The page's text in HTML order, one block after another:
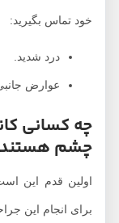
خود تماس بگیرید:
درد شدید.
عوارض جانبی
چه کسانی
چشم هستند؟
اولین قدم این است که
برای انجام این جراحی